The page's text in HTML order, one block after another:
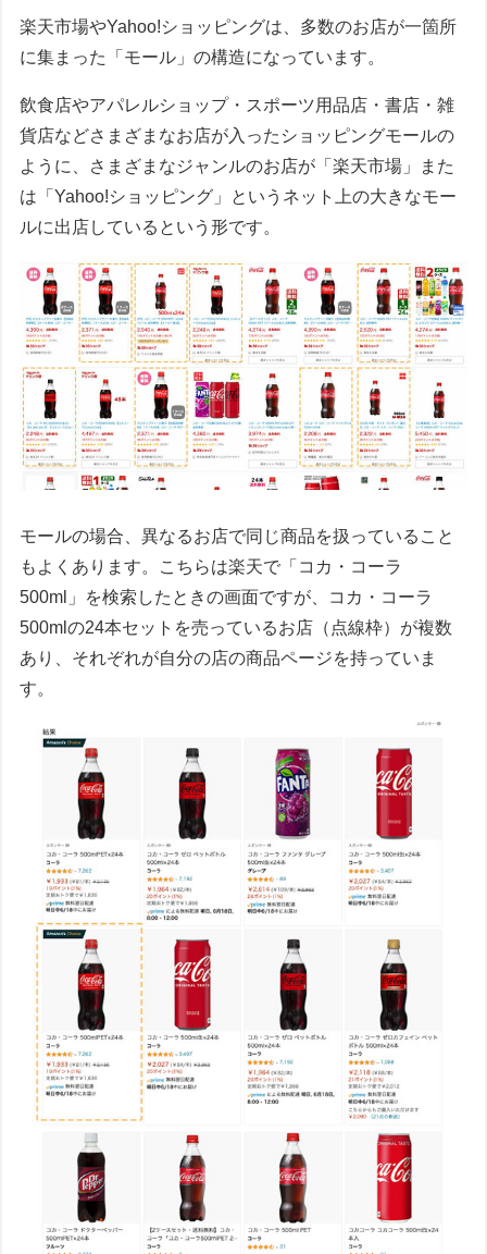
楽天市場やYahoo!ショッピングは、多数のお店が一箇所
に集まった「モール」の構造になっています。
飲食店やアパレルショップ・スポーツ用品店・書店・雑
貨店などさまざまなお店が入ったショッピングモールの
ように、さまざまなジャンルのお店が「楽天市場」また
は「Yahoo!ショッピング」というネット上の大きなモー
ルに出店しているという形です。
モールの場合、異なるお店で同じ商品を扱っていること
もよくあります。こちらは楽天で「コカ・コーラ
500ml」を検索したときの画面ですが、コカ・コーラ
500mlの24本セットを売っているお店（点線枠）が複数
あり、それぞれが自分の店の商品ページを持っていま
す。